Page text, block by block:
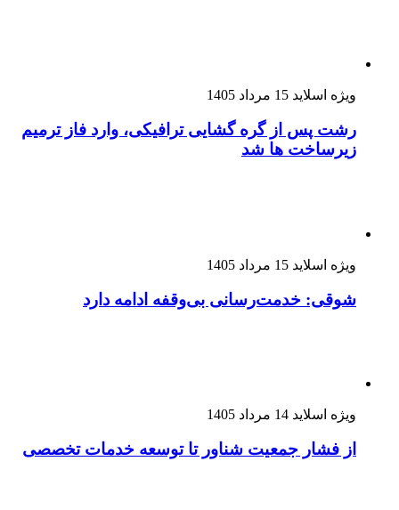
ویژه اسلاید 15 مرداد 1405
رشت پس از گره گشایی ترافیکی، وارد فاز ترمیم
زیرساخت ها شد
ویژه اسلاید 15 مرداد 1405
شوقی: خدمت‌رسانی بی‌وقفه ادامه دارد
ویژه اسلاید 14 مرداد 1405
از فشار جمعیت شناور تا توسعه خدمات تخصصی